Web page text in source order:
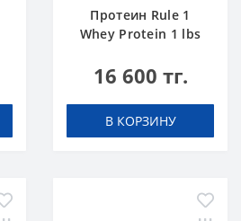
Протеин Rule 1
Whey Protein 1 lbs
16 600 тг.
В КОРЗИНУ